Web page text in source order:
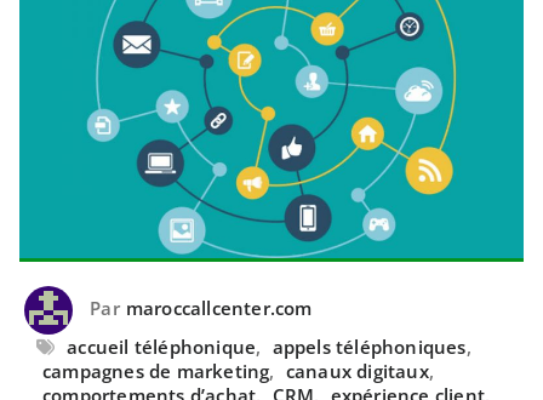
Par maroccallcenter.com
accueil téléphonique, appels téléphoniques,
campagnes de marketing, canaux digitaux,
comportements d’achat, CRM, expérience client,